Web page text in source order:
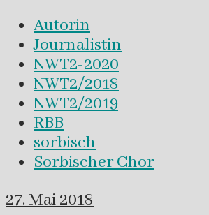
Autorin
Journalistin
NWT2-2020
NWT2/2018
NWT2/2019
RBB
sorbisch
Sorbischer Chor
27. Mai 2018